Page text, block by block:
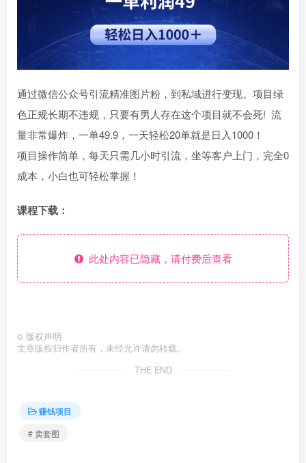
通过微信公众号引流精准图片粉，到私域进行变现。项目绿
色正规长期不违规，只要有男人存在这个项目就不会死! 流
量非常爆炸，一单49.9，一天轻松20单就是日入1000！
项目操作简单，每天只需几小时引流，坐等客户上门，完全0
成本，小白也可轻松掌握！
课程下载：
此处内容已隐藏，请付费后查看
© 版权声明
文章版权归作者所有，未经允许请勿转载。
THE END
赚钱项目
# 卖套图